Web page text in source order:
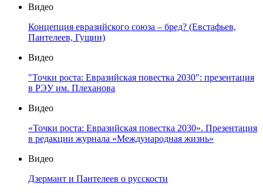
Видео
Концепция евразийского союза – бред? (Евстафьев,
Пантелеев, Гущин)
Видео
"Точки роста: Евразийская повестка 2030": презентация
в РЭУ им. Плеханова
Видео
«Точки роста: Евразийская повестка 2030». Презентация
в редакции журнала «Международная жизнь»
Видео
Дзермант и Пантелеев о русскости